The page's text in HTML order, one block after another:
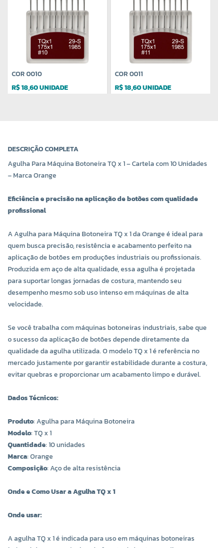
COR 0010
R$ 18,60 UNIDADE
COR 0011
R$ 18,60 UNIDADE
COR 0012
R$ 18,60 UNIDADE
- +
COR 0014
R$ 18,60 UNIDADE
- +
COR 0016
R$ 18,60 UNIDADE
-
R$ 18,60 UNIDADE
DESCRIÇÃO COMPLETA
Agulha Para Máquina Botoneira TQ x 1 – Cartela com 10 Unidades
– Marca Orange
Eficiência e precisão na aplicação de botões com qualidade
profissional
A Agulha para Máquina Botoneira TQ x 1 da Orange é ideal para
quem busca precisão, resistência e acabamento perfeito na
aplicação de botões em produções industriais ou profissionais.
Produzida em aço de alta qualidade, essa agulha é projetada
para suportar longas jornadas de costura, mantendo seu
desempenho mesmo sob uso intenso em máquinas de alta
velocidade.
Se você trabalha com máquinas botoneiras industriais, sabe que
o sucesso da aplicação de botões depende diretamente da
qualidade da agulha utilizada. O modelo TQ x 1 é referência no
mercado justamente por garantir estabilidade durante a costura,
evitar quebras e proporcionar um acabamento limpo e durável.
Dados Técnicos:
Produto: Agulha para Máquina Botoneira
Modelo: TQ x 1
Quantidade: 10 unidades
Marca: Orange
Composição: Aço de alta resistência
Onde e Como Usar a Agulha TQ x 1
Onde usar:
A agulha TQ x 1 é indicada para uso em máquinas botoneiras